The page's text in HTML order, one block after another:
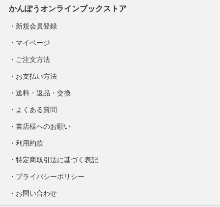
かんぽうオンラインブックストア
新規会員登録
マイページ
ご注文方法
お支払い方法
送料・返品・交換
よくある質問
書店様へのお願い
利用約款
特定商取引法に基づく表記
プライバシーポリシー
お問い合わせ